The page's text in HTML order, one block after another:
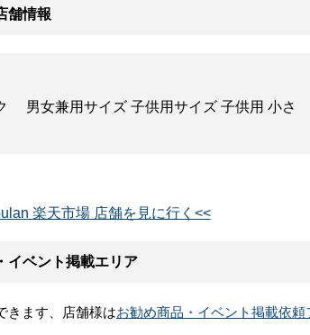
舗情報
男女兼用サイズ 子供用サイズ 子供用 小さ
楽天市場 店舗を見に行く<<
ベント掲載エリア
きます、店舗様はお勧め商品・イベント掲載依頼